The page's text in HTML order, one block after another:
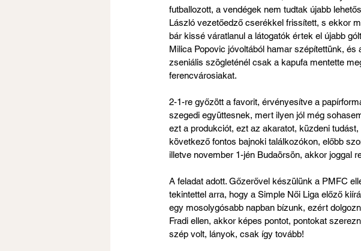
futballozott, a vendégek nem tudtak újabb
László vezetőedző cserékkel frissített, s ekkor
bár kissé váratlanul a látogatók értek el újabb
Milica Popovic jóvoltából hamar szépítettünk,
zseniális szögleténél csak a kapufa mentette
ferencvárosiakat.
2-1-re győzött a favorit, érvényesítve a
szegedi együttesnek, mert ilyen jól még
ezt a produkciót, ezt az akaratot, küzdeni
következő fontos bajnoki találkozókon, előbb
illetve november 1-jén Budaörsön, akkor joggal
A feladat adott. Gőzerővel készülünk a PMFC
tekintettel arra, hogy a Simple Női Liga előző
egy mosolygósabb napban bízunk, ezért
Fradi ellen, akkor képes pontot, pontokat
szép volt, lányok, csak így tovább!